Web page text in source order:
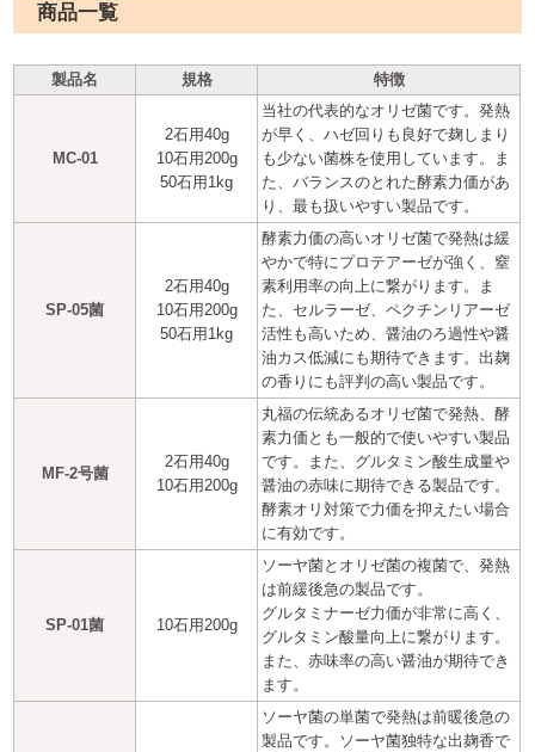
商品一覧
製品名 規格 特徴
MC-01
2石用40g
10石用200g
50石用1kg
当社の代表的なオリゼ菌です。発熱
が早く、ハゼ回りも良好で麹しまり
も少ない菌株を使用しています。ま
た、バランスのとれた酵素力価があ
り、最も扱いやすい製品です。
SP-05菌
2石用40g
10石用200g
50石用1kg
酵素力価の高いオリゼ菌で発熱は緩
やかで特にプロテアーゼが強く、窒
素利用率の向上に繋がります。ま
た、セルラーゼ、ペクチンリアーゼ
活性も高いため、醤油のろ過性や醤
油カス低減にも期待できます。出麹
の香りにも評判の高い製品です。
MF-2号菌
2石用40g
10石用200g
丸福の伝統あるオリゼ菌で発熱、酵
素力価とも一般的で使いやすい製品
です。また、グルタミン酸生成量や
醤油の赤味に期待できる製品です。
酵素オリ対策で力価を抑えたい場合
に有効です。
SP-01菌 10石用200g
ソーヤ菌とオリゼ菌の複菌で、発熱
は前緩後急の製品です。
グルタミナーゼ力価が非常に高く、
グルタミン酸量向上に繋がります。
また、赤味率の高い醤油が期待でき
ます。
ソーヤ菌の単菌で発熱は前暖後急の
製品です。ソーヤ菌独特な出麹香で